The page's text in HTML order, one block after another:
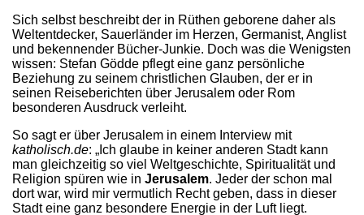
Sich selbst beschreibt der in Rüthen geborene daher als
Weltentdecker, Sauerländer im Herzen, Germanist, Anglist
und bekennender Bücher-Junkie. Doch was die Wenigsten
wissen: Stefan Gödde pflegt eine ganz persönliche
Beziehung zu seinem christlichen Glauben, der er in
seinen Reiseberichten über Jerusalem oder Rom
besonderen Ausdruck verleiht.
So sagt er über Jerusalem in einem Interview mit
katholisch.de: „Ich glaube in keiner anderen Stadt kann
man gleichzeitig so viel Weltgeschichte, Spiritualität und
Religion spüren wie in Jerusalem. Jeder der schon mal
dort war, wird mir vermutlich Recht geben, dass in dieser
Stadt eine ganz besondere Energie in der Luft liegt.